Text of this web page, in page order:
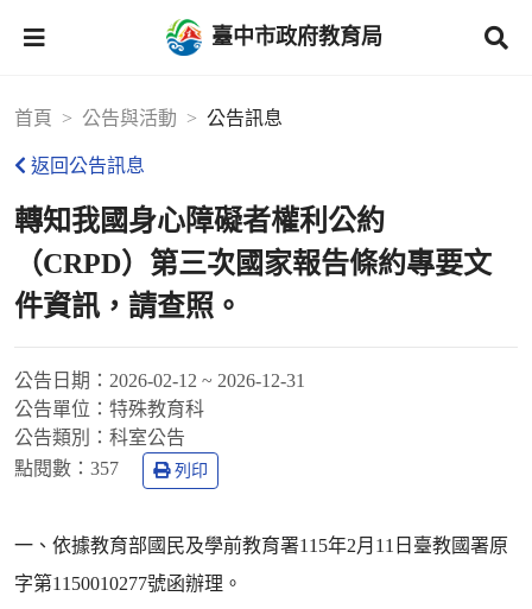
臺中市政府教育局
首頁 公告與活動 公告訊息
返回公告訊息
轉知我國身心障礙者權利公約
（CRPD）第三次國家報告條約專要文
件資訊，請查照。
公告日期： 2026-02-12 ~ 2026-12-31
公告單位： 特殊教育科
公告類別： 科室公告
點閱數： 357 列印
一、依據教育部國民及學前教育署115年2月11日臺教國署原
字第1150010277號函辦理。